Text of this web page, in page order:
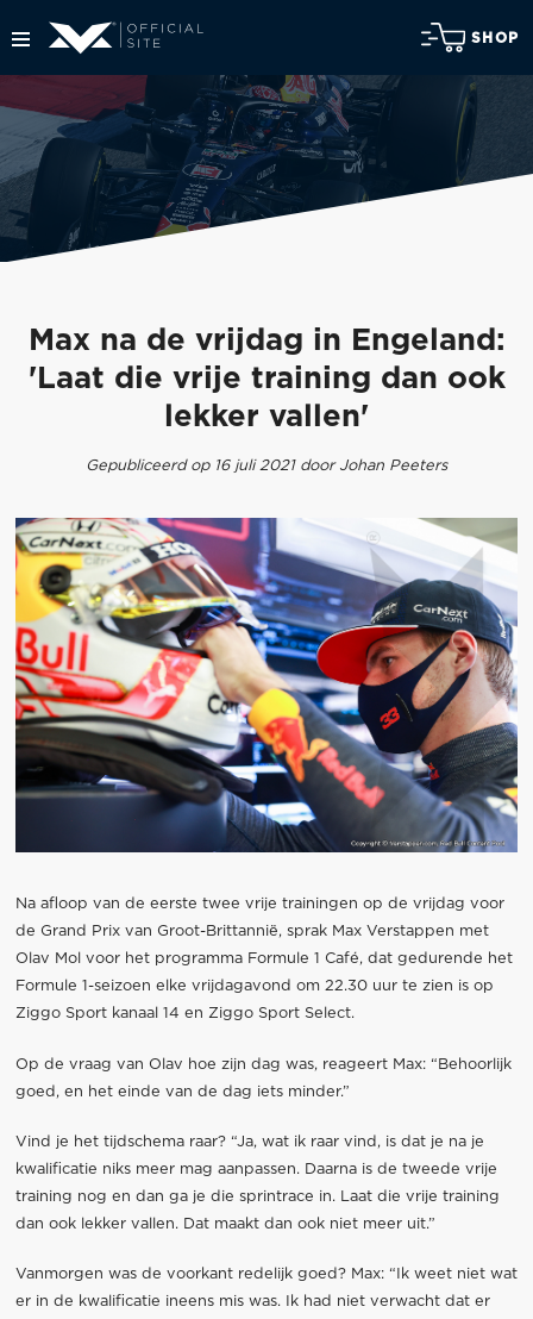
SHOP
Max na de vrijdag in Engeland:
'Laat die vrije training dan ook
lekker vallen'
Gepubliceerd op 16 juli 2021 door Johan Peeters
Na afloop van de eerste twee vrije trainingen op de vrijdag voor
de Grand Prix van Groot-Brittannië, sprak Max Verstappen met
Olav Mol voor het programma Formule 1 Café, dat gedurende het
Formule 1-seizoen elke vrijdagavond om 22.30 uur te zien is op
Ziggo Sport kanaal 14 en Ziggo Sport Select.
Op de vraag van Olav hoe zijn dag was, reageert Max: “Behoorlijk
goed, en het einde van de dag iets minder.”
Vind je het tijdschema raar? “Ja, wat ik raar vind, is dat je na je
kwalificatie niks meer mag aanpassen. Daarna is de tweede vrije
training nog en dan ga je die sprintrace in. Laat die vrije training
dan ook lekker vallen. Dat maakt dan ook niet meer uit.”
Vanmorgen was de voorkant redelijk goed? Max: “Ik weet niet wat
er in de kwalificatie ineens mis was. Ik had niet verwacht dat er